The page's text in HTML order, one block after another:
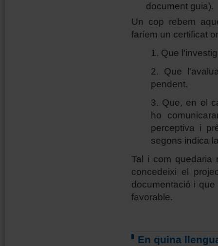
document guia).
Un cop rebem
faríem un certificat
1. Que
2. Que
pendent.
3. Que, en el
ho
perceptiva i
segons indica
Tal i com quedaria
concedeixi el
documentació i
favorable.
En quina